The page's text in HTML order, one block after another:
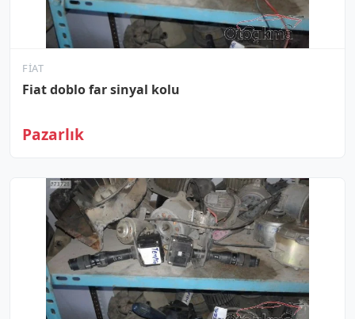
FIAT
Fiat doblo far sinyal kolu
Pazarlık